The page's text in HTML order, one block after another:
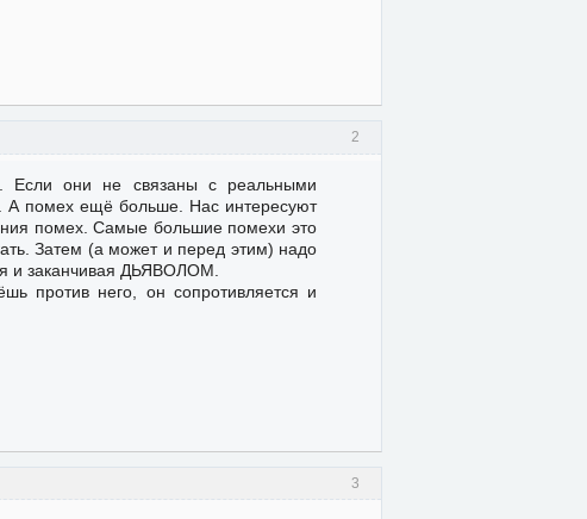
2
Если они не связаны с реальными
А помех ещё больше. Нас интересуют
помех. Самые большие помехи это
Затем (а может и перед этим) надо
и заканчивая ДЬЯВОЛОМ.
против него, он сопротивляется и
3